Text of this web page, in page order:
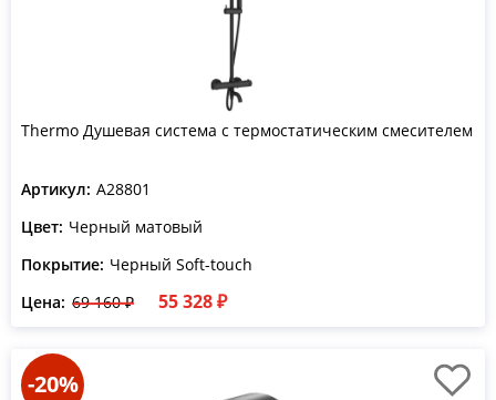
Thermo Душевая система с термостатическим смесителем
Артикул: A28801
Цвет: Черный матовый
Покрытие: Черный Soft-touch
Цена: 69 160 ₽ 55 328 ₽
-20%